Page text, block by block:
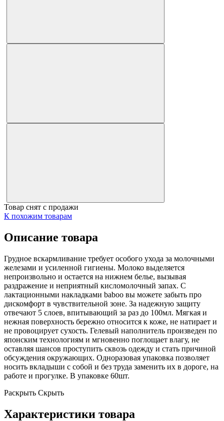
Товар снят с продажи
К похожим товарам
Описание товара
Грудное вскармливание требует особого ухода за молочными
железами и усиленной гигиены. Молоко выделяется
непроизвольно и остается на нижнем белье, вызывая
раздражение и неприятный кисломолочный запах. С
лактационными накладками baboo вы можете забыть про
дискомфорт в чувствительной зоне. За надежную защиту
отвечают 5 слоев, впитывающий за раз до 100мл. Мягкая и
нежная поверхность бережно относится к коже, не натирает и
не провоцирует сухость. Гелевый наполнитель произведен по
японским технологиям и мгновенно поглощает влагу, не
оставляя шансов проступить сквозь одежду и стать причиной
обсуждения окружающих. Одноразовая упаковка позволяет
носить вкладыши с собой и без труда заменить их в дороге, на
работе и прогулке. В упаковке 60шт.
Раскрыть Скрыть
Характеристики товара